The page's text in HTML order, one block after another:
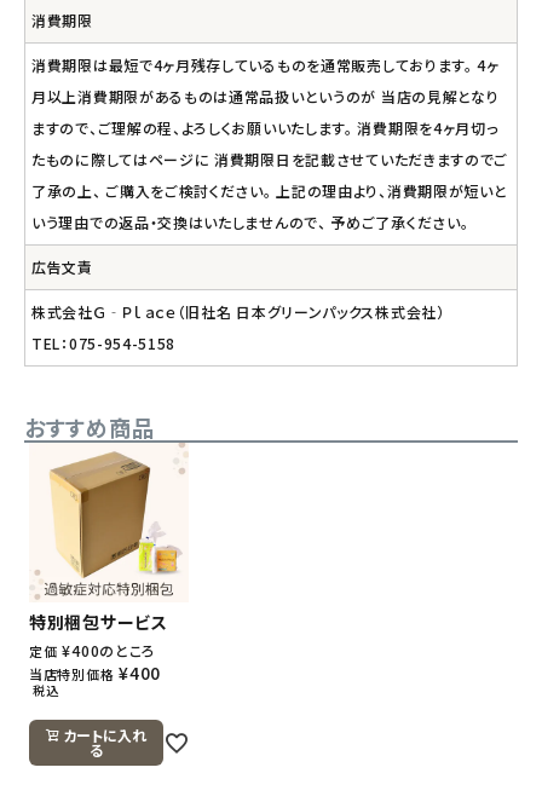
消費期限
消費期限は最短で4ヶ月残存しているものを通常販売しております。 4ヶ
月以上消費期限があるものは通常品扱いというのが 当店の見解となり
ますので、ご理解の程、よろしくお願いいたします。 消費期限を4ヶ月切っ
たものに際してはページに 消費期限日を記載させていただきますのでご
了承の上、 ご購入をご検討ください。 上記の理由より、消費期限が短いと
いう理由での返品・交換はいたしませんので、 予めご了承ください。
広告文責
株式会社Ｇ‐Ｐｌａｃｅ（旧社名 日本グリーンパックス株式会社）
TEL：075-954-5158
おすすめ商品
特別梱包サービス
定価 ¥400のところ
当店特別価格 ¥400
税込
カートに入れ
る